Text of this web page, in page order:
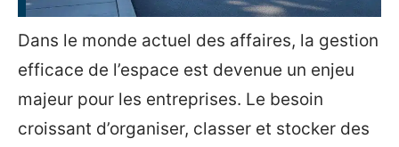
Dans le monde actuel des affaires, la gestion
efficace de l’espace est devenue un enjeu
majeur pour les entreprises. Le besoin
croissant d’organiser, classer et stocker des